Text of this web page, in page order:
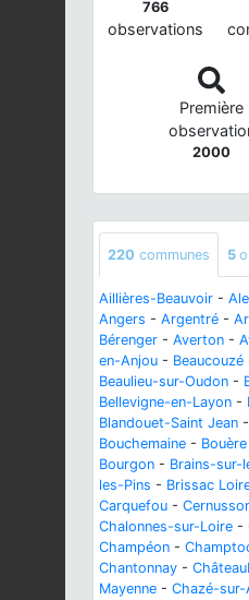
766
observations
Première
2000
220 communes 5
Aillières-Beauvoir -
Angers - Argentré -
Bérenger - Averton -
en-Anjou - Beaucouzé
Beaulieu-sur-Oudon -
Bellevigne-en-Layon -
Blandouet-Saint Jean -
Bouchemaine - Bouère
Bourgon - Brains-sur-
les-Pins - Brissac
Carquefou -
Chalonnes-sur-Loire -
Champéon -
Chantonnay -
Mayenne - Chazé-sur-